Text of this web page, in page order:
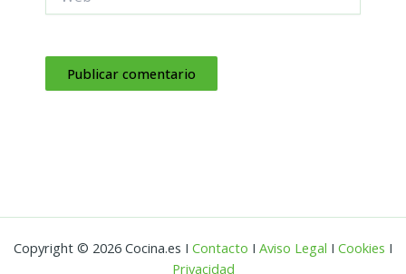
Copyright © 2026 Cocina.es I Contacto I Aviso Legal I Cookies I
Privacidad